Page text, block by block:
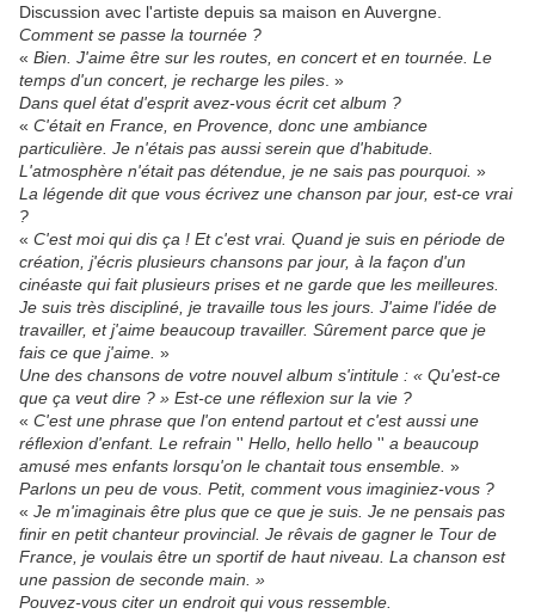
Discussion avec l'artiste depuis sa maison en Auvergne.
Comment se passe la tournée ?
« Bien. J'aime être sur les routes, en concert et en tournée. Le
temps d'un concert, je recharge les piles . »
Dans quel état d'esprit avez-vous écrit cet album ?
« C'était en France, en Provence, donc une ambiance
particulière. Je n'étais pas aussi serein que d'habitude.
L'atmosphère n'était pas détendue, je ne sais pas pourquoi. »
La légende dit que vous écrivez une chanson par jour, est-ce vrai
?
« C'est moi qui dis ça ! Et c'est vrai. Quand je suis en période de
création, j'écris plusieurs chansons par jour, à la façon d'un
cinéaste qui fait plusieurs prises et ne garde que les meilleures.
Je suis très discipliné, je travaille tous les jours. J'aime l'idée de
travailler, et j'aime beaucoup travailler. Sûrement parce que je
fais ce que j'aime. »
Une des chansons de votre nouvel album s'intitule : « Qu'est-ce
que ça veut dire ? » Est-ce une réflexion sur la vie ?
« C'est une phrase que l'on entend partout et c'est aussi une
réflexion d'enfant. Le refrain '' Hello, hello hello '' a beaucoup
amusé mes enfants lorsqu'on le chantait tous ensemble. »
Parlons un peu de vous. Petit, comment vous imaginiez-vous ?
« Je m'imaginais être plus que ce que je suis. Je ne pensais pas
finir en petit chanteur provincial. Je rêvais de gagner le Tour de
France, je voulais être un sportif de haut niveau. La chanson est
une passion de seconde main. »
Pouvez-vous citer un endroit qui vous ressemble.